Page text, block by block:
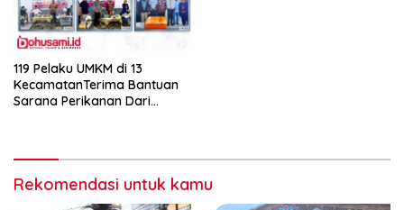
119 Pelaku UMKM di 13
KecamatanTerima Bantuan
Sarana Perikanan Dari
Rekomendasi untuk kamu